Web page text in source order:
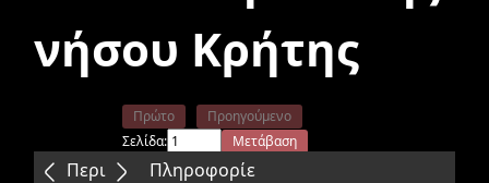
νήσου Κρήτης
Περιεχόμενα
Πρώτο
Προηγούμενο
Σελίδα:
Μετάβαση
Επόμενο
Τελευταίο
Πληροφορίε